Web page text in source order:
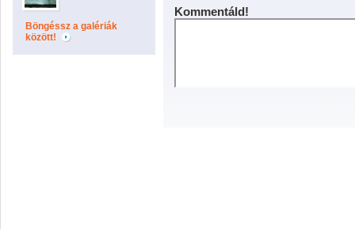
Böngéssz a galériák
között!
Kommentáld!